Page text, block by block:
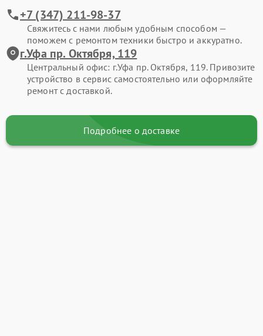
+7 (347) 211-98-37
Свяжитесь с нами любым удобным способом —
поможем с ремонтом техники быстро и аккуратно.
г.Уфа пр. Октября, 119
Центральный офис: г.Уфа пр. Октября, 119. Привозите
устройство в сервис самостоятельно или оформляйте
ремонт с доставкой.
Подробнее о доставке